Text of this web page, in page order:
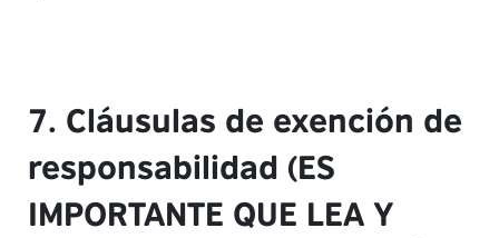
7. Cláusulas de exención de
responsabilidad (ES
IMPORTANTE QUE LEA Y